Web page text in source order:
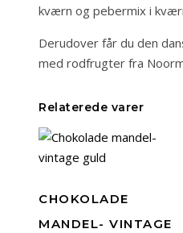
kværn og pebermix i
Derudover får du den
med rodfrugter fra
Relaterede varer
CHOKOLADE
MANDEL- VINTAGE